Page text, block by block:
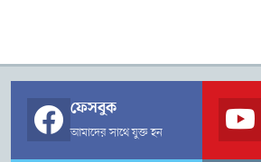
ফেসবুক
আমাদের সাথে যুক্ত হন